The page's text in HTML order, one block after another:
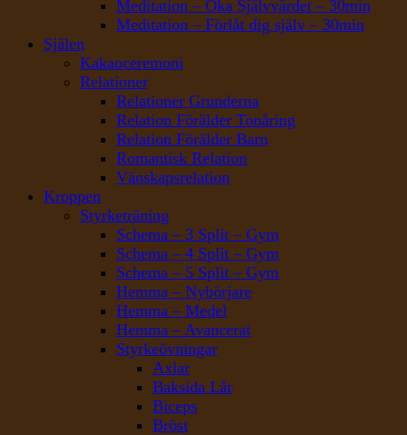
Meditation – Öka Självvärdet – 30min
Meditation – Förlåt dig själv – 30min
Själen
Kakaoceremoni
Relationer
Relationer Grunderna
Relation Förälder Tonåring
Relation Förälder Barn
Romantisk Relation
Vänskapsrelation
Kroppen
Styrketräning
Schema – 3 Split – Gym
Schema – 4 Split – Gym
Schema – 5 Split – Gym
Hemma – Nybörjare
Hemma – Medel
Hemma – Avancerat
Styrkeövningar
Axlar
Baksida Lår
Biceps
Bröst